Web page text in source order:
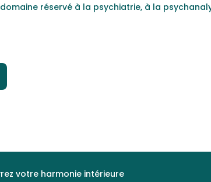
réservé à la psychiatrie, à la
votre harmonie intérieure